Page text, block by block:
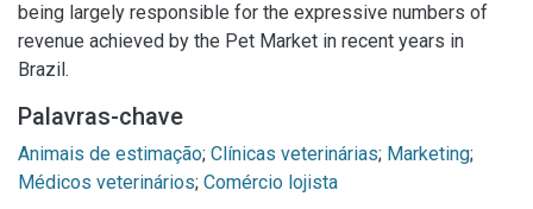
being largely responsible for the expressive numbers of
revenue achieved by the Pet Market in recent years in
Brazil.
Palavras-chave
Animais de estimação; Clínicas veterinárias; Marketing;
Médicos veterinários; Comércio lojista